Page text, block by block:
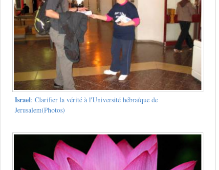
Israel: Clarifier la vérité à l'Université hébraïque de
Jerusalem(Photos)